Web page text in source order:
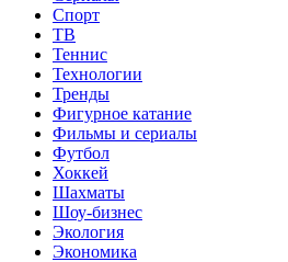
Спорт
ТВ
Теннис
Технологии
Тренды
Фигурное катание
Фильмы и сериалы
Футбол
Хоккей
Шахматы
Шоу-бизнес
Экология
Экономика